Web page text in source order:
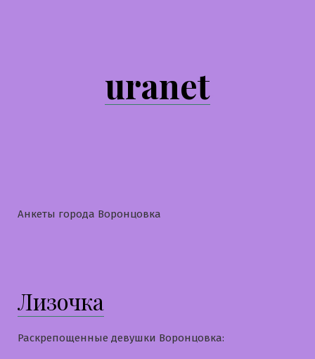
uranet
Анкеты города Воронцовка
Лизочка
Раскрепощенные девушки Воронцовка: